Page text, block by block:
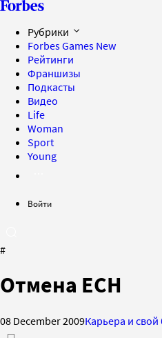
Рубрики
Forbes Games New
Рейтинги
Франшизы
Подкасты
Видео
Life
Woman
Sport
Young
Войти
#
Отмена ЕСН
08 December 2009Карьера и свой